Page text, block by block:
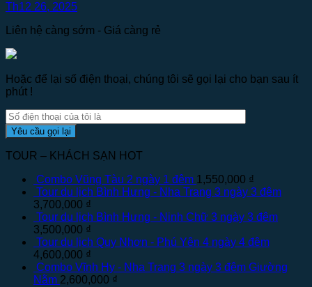
Th12 26, 2025
Liên hệ càng sớm - Giá càng rẻ
Hoặc để lại số điện thoại, chúng tôi sẽ gọi lại cho bạn sau ít
phút !
TOUR – KHÁCH SẠN HOT
Combo Vũng Tàu 2 ngày 1 đêm 1,550,000 ₫
Tour du lịch Bình Hưng - Nha Trang 3 ngày 3 đêm
3,700,000 ₫
Tour du lịch Bình Hưng - Ninh Chữ 3 ngày 3 đêm
3,500,000 ₫
Tour du lịch Quy Nhơn - Phú Yên 4 ngày 4 đêm
4,600,000 ₫
Combo Vĩnh Hy - Nha Trang 3 ngày 3 đêm Giường
Nằm 2,600,000 ₫